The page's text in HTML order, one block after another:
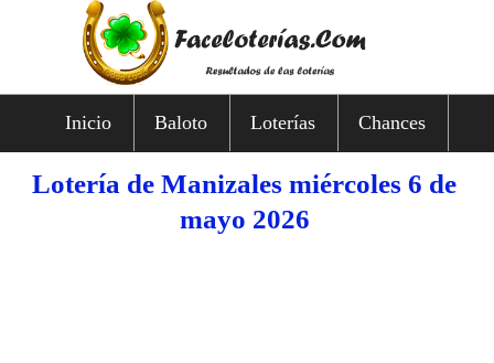
Inicio Baloto Loterías Chances
Lotería de Manizales miércoles 6 de
mayo 2026